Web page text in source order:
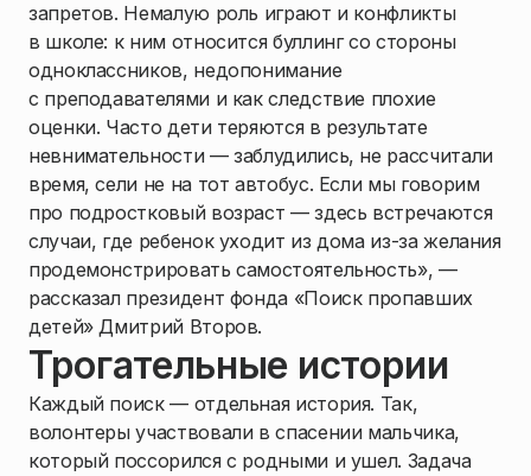
запретов. Немалую роль играют и конфликты
в школе: к ним относится буллинг со стороны
одноклассников, недопонимание
с преподавателями и как следствие плохие
оценки. Часто дети теряются в результате
невнимательности — заблудились, не рассчитали
время, сели не на тот автобус. Если мы говорим
про подростковый возраст — здесь встречаются
случаи, где ребенок уходит из дома из-за желания
продемонстрировать самостоятельность», —
рассказал президент фонда «Поиск пропавших
детей» Дмитрий Второв.
Трогательные истории
Каждый поиск — отдельная история. Так,
волонтеры участвовали в спасении мальчика,
который поссорился с родными и ушел. Задача